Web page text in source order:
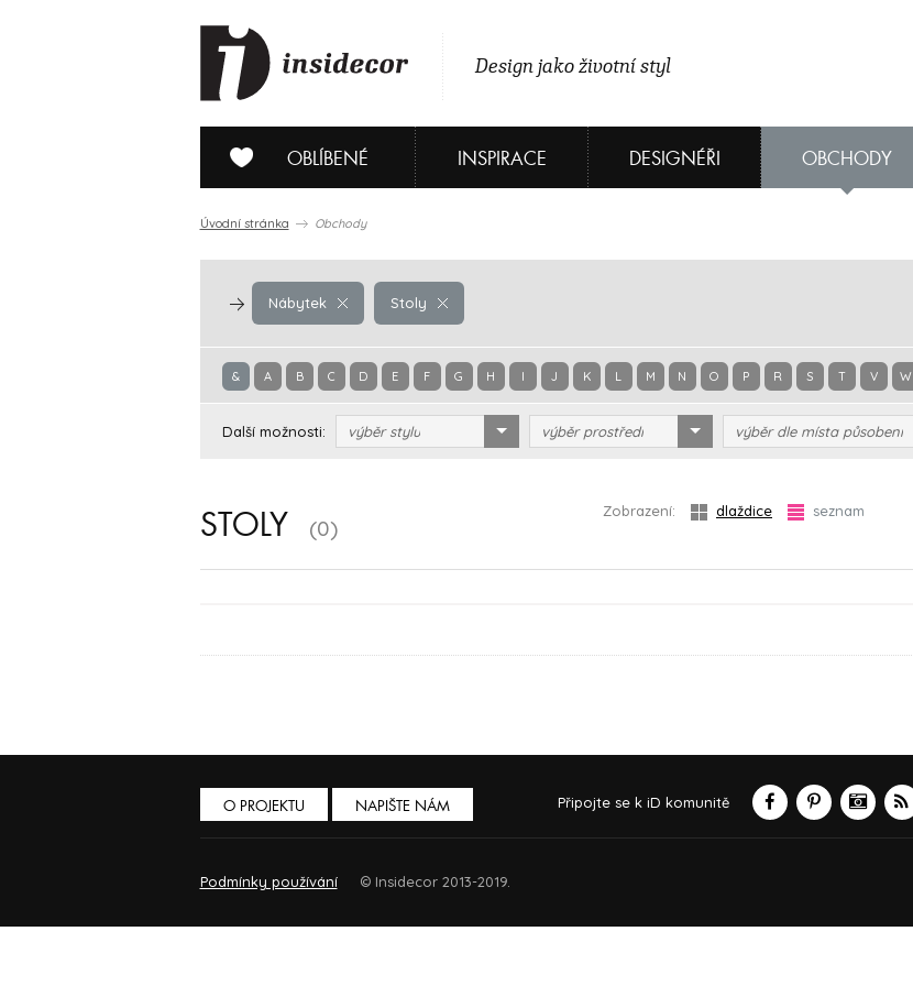
Design jako životní styl
OBLÍBENÉ INSPIRACE DESIGNÉŘI OBCHODY
Úvodní stránka Obchody
Nábytek Stoly
& A B C D E F G H I J K L M N O P R S T V W
Další možnosti: výběr stylu výběr prostředí výběr dle místa působení
STOLY (0)
Zobrazení: dlaždice seznam
O PROJEKTU NAPIŠTE NÁM Připojte se k iD komunitě
Podmínky používání © Insidecor 2013-2019.